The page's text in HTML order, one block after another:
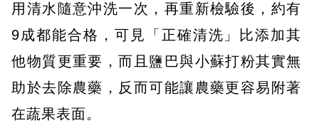
用清水隨意沖洗一次，再重新檢驗後，約有
9成都能合格，可見「正確清洗」比添加其
他物質更重要，而且鹽巴與小蘇打粉其實無
助於去除農藥，反而可能讓農藥更容易附著
在蔬果表面。